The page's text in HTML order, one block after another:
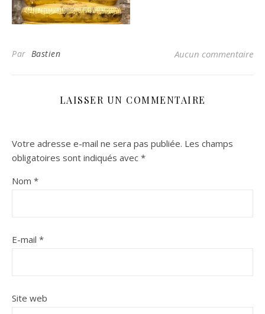
Par Bastien Aucun commentaire
LAISSER UN COMMENTAIRE
Votre adresse e-mail ne sera pas publiée. Les champs
obligatoires sont indiqués avec *
Nom *
E-mail *
Site web